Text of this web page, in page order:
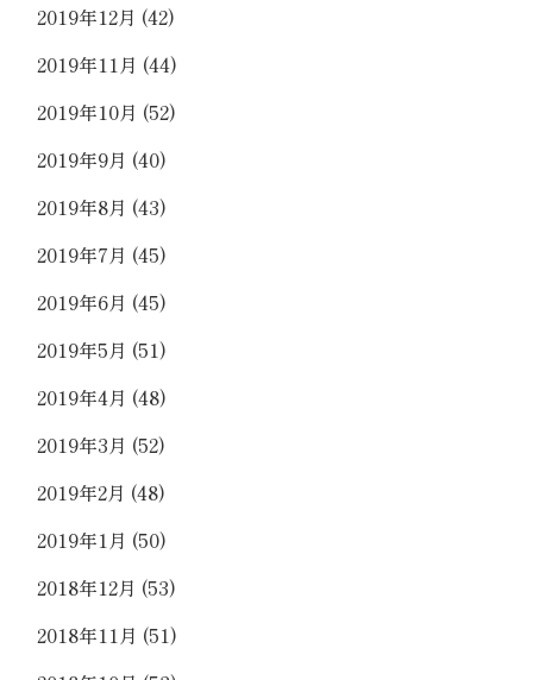
2019年12月 (42)
2019年11月 (44)
2019年10月 (52)
2019年9月 (40)
2019年8月 (43)
2019年7月 (45)
2019年6月 (45)
2019年5月 (51)
2019年4月 (48)
2019年3月 (52)
2019年2月 (48)
2019年1月 (50)
2018年12月 (53)
2018年11月 (51)